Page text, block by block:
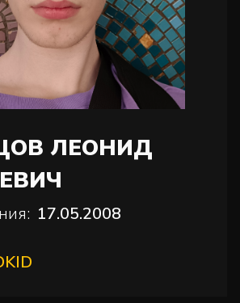
ЛЕОНИД
17.05.2008